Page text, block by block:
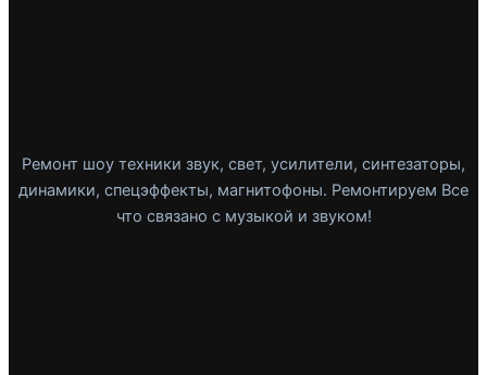
Ремонт шоу техники звук, свет, усилители, синтезаторы,
динамики, спецэффекты, магнитофоны. Ремонтируем Все
что связано с музыкой и звуком!